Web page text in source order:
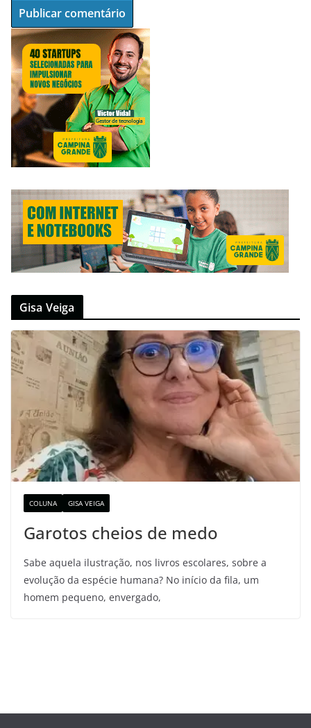
Gisa Veiga
COLUNA GISA VEIGA
Garotos cheios de medo
Sabe aquela ilustração, nos livros escolares, sobre a
evolução da espécie humana? No início da fila, um
homem pequeno, envergado,